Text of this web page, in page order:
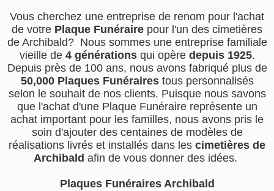
Vous cherchez une entreprise de renom pour l'achat
de votre Plaque Funéraire pour l'un des cimetières
de Archibald? Nous sommes une entreprise familiale
vieille de 4 générationsqui opère depuis 1925.
Depuis près de 100 ans, nous avons fabriqué plus de
50,000 Plaques Funérairestous personnalisés
selon le souhait de nos clients. Puisque nous savons
que l'achat d'une Plaque Funéraire représente un
achat important pour les familles, nous avons pris le
soin d'ajouter des centaines de modèles de
réalisations livrés et installés dans les cimetières de
Archibald afin de vous donner des idées.
Plaques Funéraires Archibald